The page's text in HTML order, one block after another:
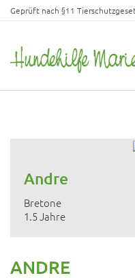
Geprüft nach §11
Andre
Bretone
1.5 Jahre
ANDRE